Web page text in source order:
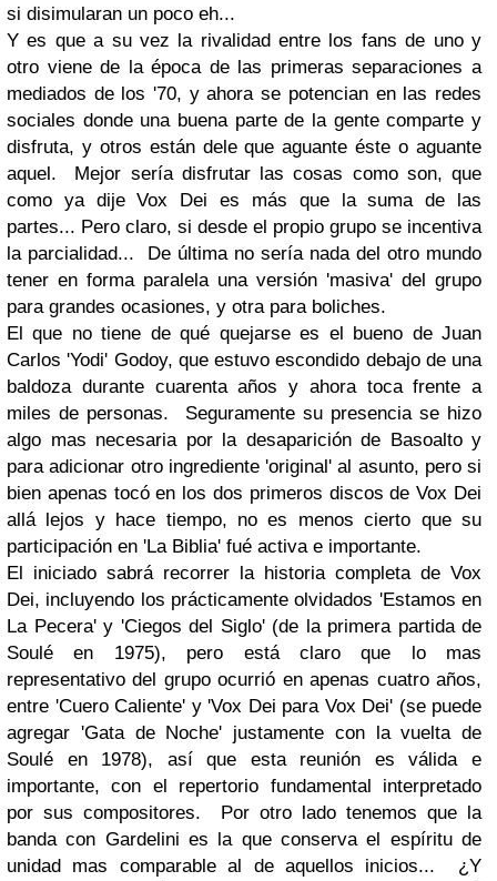
si disimularan un poco eh...
Y es que a su vez la rivalidad entre los fans de uno y
otro viene de la época de las primeras separaciones a
mediados de los '70, y ahora se potencian en las redes
sociales donde una buena parte de la gente comparte y
disfruta, y otros están dele que aguante éste o aguante
aquel. Mejor sería disfrutar las cosas como son, que
como ya dijeVox Dei es más que la suma de las
partes... Pero claro, si desde el propio grupo se incentiva
la parcialidad... De última no sería nada del otro mundo
tener en forma paralela una versión 'masiva' del grupo
para grandes ocasiones, y otra para boliches.
El que no tiene de qué quejarse es el bueno de Juan
Carlos 'Yodi' Godoy, que estuvo escondido debajo de una
baldoza durante cuarenta años y ahora toca frente a
miles de personas. Seguramente su presencia se hizo
algo mas necesaria por la desaparición de
Basoaltoy
para adicionar otro ingrediente 'original' al asunto, pero si
bien apenas tocó en los dos primeros discos deVox Dei
allá lejos y hace tiempo, no es menos cierto que su
participación en 'La Biblia' fué activa e importante.
El iniciado sabrá recorrer la historia completa de Vox
Dei, incluyendo los prácticamente olvidados 'Estamos en
La Pecera'y 'Ciegos del Siglo' (de la primera partida de
Soulé en 1975), pero está claro que lo mas
representativo del grupo ocurrió en apenas cuatro años,
entre 'Cuero Caliente' y 'Vox Dei para Vox Dei' (se puede
agregar 'Gata de Noche' justamente con la vuelta de
Soulé en 1978), así que esta reunión es válida e
importante, con el repertorio fundamental interpretado
por sus compositores. Por otro lado tenemos que la
banda con Gardelini es la que conserva el espíritu de
unidad mas comparable al de aquellos inicios... ¿Y